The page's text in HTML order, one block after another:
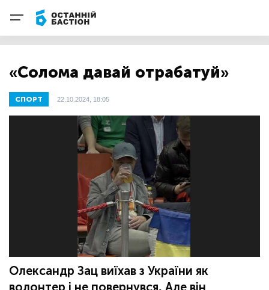
«Солома давай отрабатуй»
СПОРТ 22.10.2024, 18:05
Олександр Зац виїхав з України як
волонтер і не повернувся. Але він